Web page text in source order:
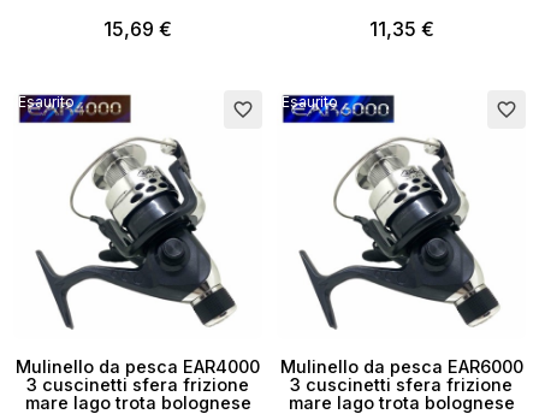
15,69 € 11,35 €
Esaurito favorite_border
Mulinello da pesca EAR4000
3 cuscinetti sfera frizione
mare lago trota bolognese
Esaurito favorite_border
Mulinello da pesca EAR6000
3 cuscinetti sfera frizione
mare lago trota bolognese
Crea lista dei desideri ×
Nome lista dei desideri